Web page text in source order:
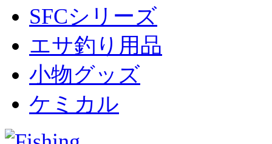
SFCシリーズ
エサ釣り用品
小物グッズ
ケミカル